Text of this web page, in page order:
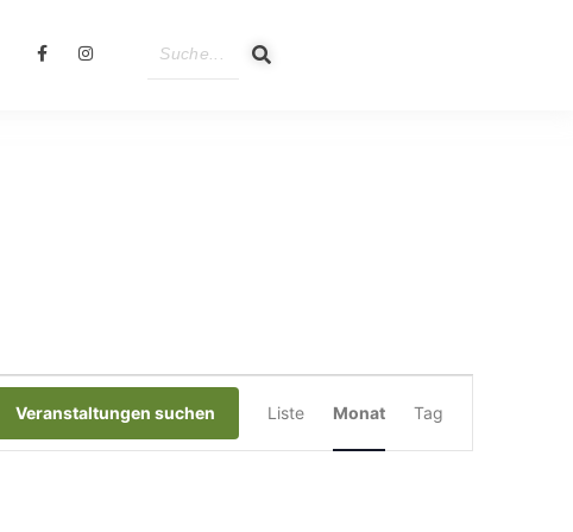
Veranstaltungen suchen
Ansichten-
Liste Monat Tag